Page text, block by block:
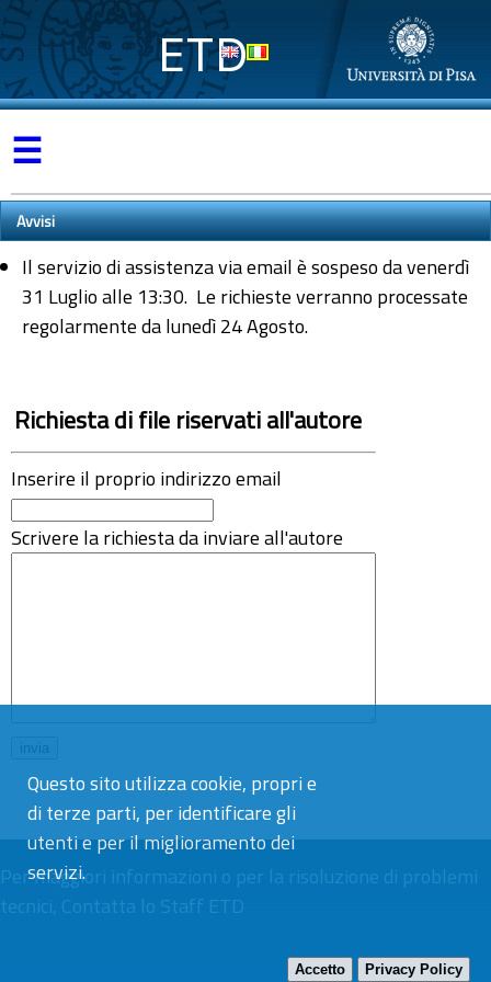
Questo sito utilizza cookie, propri e
di terze parti, per identificare gli
utenti e per il miglioramento dei
servizi.
Accetto Privacy Policy
ETD
☰
Avvisi
Il servizio di assistenza via email è sospeso da venerdì
31 Luglio alle 13:30. Le richieste verranno processate
regolarmente da lunedì 24 Agosto.
Richiesta di file riservati all'autore
Inserire il proprio indirizzo email
Scrivere la richiesta da inviare all'autore
Per maggiori informazioni o per la risoluzione di problemi
tecnici, Contatta lo Staff ETD